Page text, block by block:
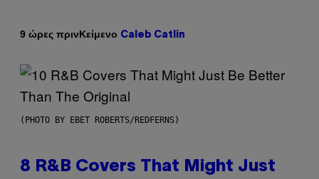
9 ώρες πρινΚείμενο Caleb Catlin
(PHOTO BY EBET ROBERTS/REDFERNS)
8 R&B Covers That Might Just